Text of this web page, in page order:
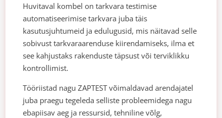
Huvitaval kombel on tarkvara testimise
automatiseerimise tarkvara juba täis
kasutusjuhtumeid ja edulugusid, mis näitavad selle
sobivust tarkvaraarenduse kiirendamiseks, ilma et
see kahjustaks rakenduste täpsust või terviklikku
kontrollimist.
Tööriistad nagu ZAPTEST võimaldavad arendajatel
juba praegu tegeleda selliste probleemidega nagu
ebapiisav aeg ja ressursid, tehniline võlg,